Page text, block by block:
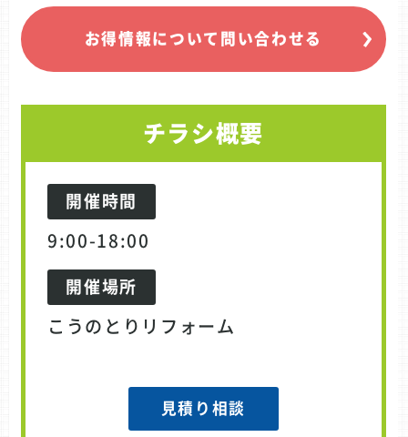
お得情報について問い合わせる
チラシ概要
開催時間
9:00-18:00
開催場所
こうのとりリフォーム
見積り相談